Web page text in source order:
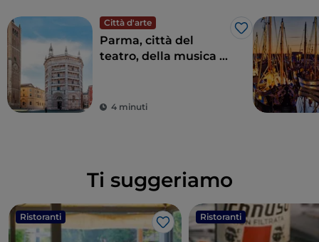
Città d'arte
Like
Parma, città del
teatro, della musica e
4 minuti
Ti suggeriamo
Ristoranti
Like
Ristoranti